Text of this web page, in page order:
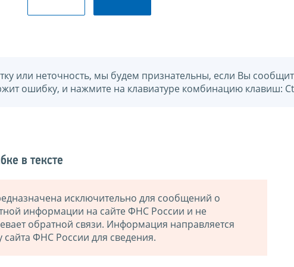
или неточность, мы будем признательны, если Вы
ошибку, и нажмите на клавиатуре комбинацию клавиш:
в тексте
исключительно для сообщений о
информации на сайте ФНС России и не
обратной связи. Информация направляется
сайта ФНС России для сведения.